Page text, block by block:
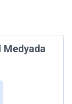
Medyada